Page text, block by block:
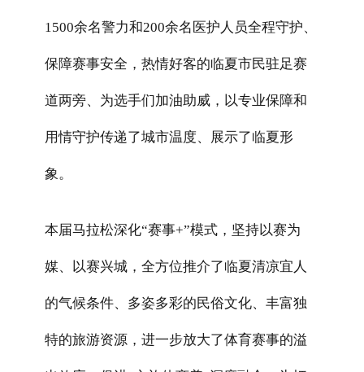
1500余名警力和200余名医护人员全程守护、
保障赛事安全，热情好客的临夏市民驻足赛
道两旁、为选手们加油助威，以专业保障和
用情守护传递了城市温度、展示了临夏形
象。
本届马拉松深化“赛事+”模式，坚持以赛为
媒、以赛兴城，全方位推介了临夏清凉宜人
的气候条件、多姿多彩的民俗文化、丰富独
特的旅游资源，进一步放大了体育赛事的溢